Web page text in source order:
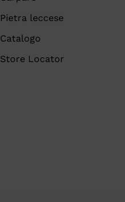
Pietra leccese
Catalogo
Store Locator